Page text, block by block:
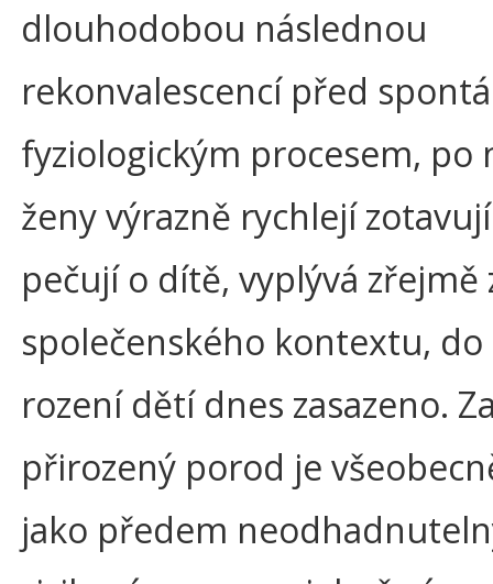
dlouhodobou následnou
rekonvalescencí před
fyziologickým procesem, po
ženy výrazně rychlejí
pečují o dítě, vyplývá zřejmě
společenského kontextu, do
rození dětí dnes zasazeno.
přirozený porod je
jako předem